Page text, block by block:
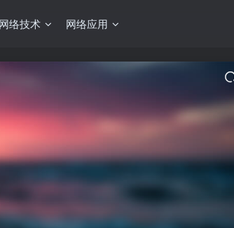
网络技术 网络应用